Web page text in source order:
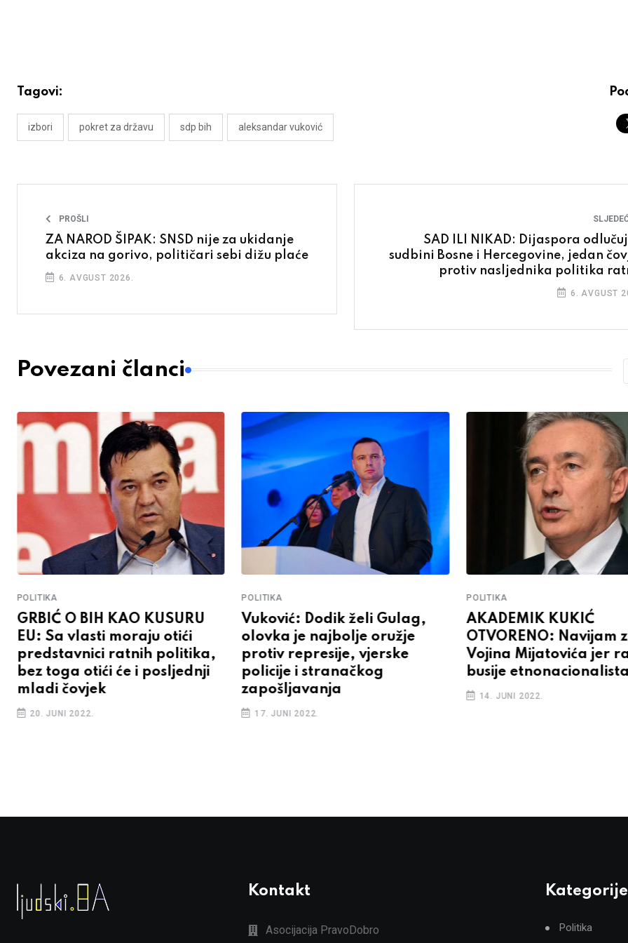
Tagovi:
izbori pokret za državu sdp bih aleksandar vuković
PROŠLI
ZA NAROD ŠIPAK: SNSD nije za ukidanje
akciza na gorivo, političari sebi dižu plaće
6. AVGUST 2026.
SAD ILI NIKAD: Dijaspora
sudbini Bosne i Hercegovine, jedan
protiv nasljednika politika
6. AVGUST
Povezani članci
POLITIKA
GRBIĆ O BIH KAO KUSURU
EU: Sa vlasti moraju otići
predstavnici ratnih politika,
bez toga otići će i posljednji
mladi čovjek
20. JUNI 2022.
POLITIKA
Vuković: Dodik želi Gulag,
olovka je najbolje oružje
protiv represije, vjerske
policije i stranačkog
zapošljavanja
17. JUNI 2022.
POLITIKA
AKADEMIK KUKIĆ
OTVORENO: Navijam
Vojina Mijatovića jer
busije etnonacionalista
14. JUNI 2022.
Kontakt
Asocijacija PravoDobro
Kategorije
Politika